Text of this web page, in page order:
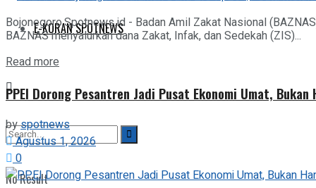
E-KORAN SPOTNEWS
No Result
Bojonegoro,Spotnews.id - Badan Amil Zakat Nasional
BAZNAS menyalurkan dana Zakat, Infak, dan Sedekah (ZIS)...
Read more
PPEI Dorong Pesantren Jadi Pusat Ekonomi Umat, Bukan
byspotnews
Agustus 1, 2026
0